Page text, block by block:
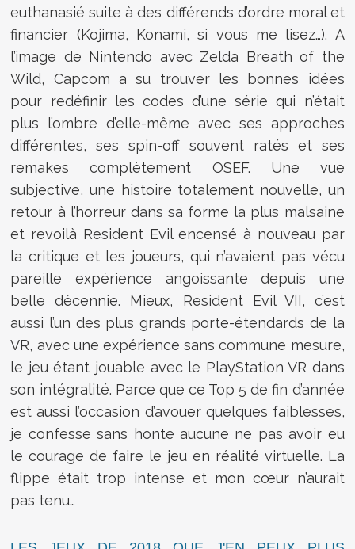
euthanasié suite à des différends d’ordre moral et
financier (Kojima, Konami, si vous me lisez…). A
l’image de Nintendo avec Zelda Breath of the
Wild, Capcom a su trouver les bonnes idées
pour redéfinir les codes d’une série qui n’était
plus l’ombre d’elle-même avec ses approches
différentes, ses spin-off souvent ratés et ses
remakes complètement OSEF. Une vue
subjective, une histoire totalement nouvelle, un
retour à l’horreur dans sa forme la plus malsaine
et revoilà Resident Evil encensé à nouveau par
la critique et les joueurs, qui n’avaient pas vécu
pareille expérience angoissante depuis une
belle décennie. Mieux, Resident Evil VII, c’est
aussi l’un des plus grands porte-étendards de la
VR, avec une expérience sans commune mesure,
le jeu étant jouable avec le PlayStation VR dans
son intégralité. Parce que ce Top 5 de fin d’année
est aussi l’occasion d’avouer quelques faiblesses,
je confesse sans honte aucune ne pas avoir eu
le courage de faire le jeu en réalité virtuelle. La
flippe était trop intense et mon cœur n’aurait
pas tenu…